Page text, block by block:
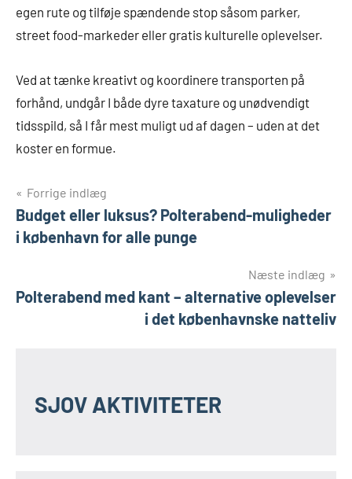
egen rute og tilføje spændende stop såsom parker,
street food-markeder eller gratis kulturelle oplevelser.
Ved at tænke kreativt og koordinere transporten på
forhånd, undgår I både dyre taxature og unødvendigt
tidsspild, så I får mest muligt ud af dagen – uden at det
koster en formue.
Indlægsnavigation
Forrige indlæg
Budget eller luksus? Polterabend-muligheder
i københavn for alle punge
Næste indlæg
Polterabend med kant – alternative oplevelser
i det københavnske natteliv
SJOV AKTIVITETER